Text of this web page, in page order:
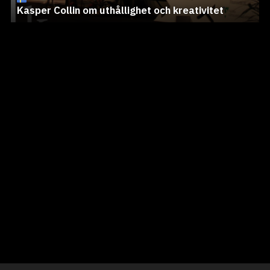
Kasper Collin om uthållighet och kreativitet